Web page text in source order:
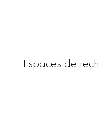
Espaces de